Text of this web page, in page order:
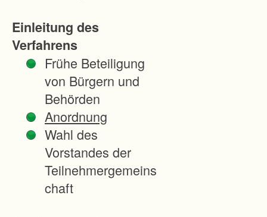
Einleitung des
Verfahrens
Frühe Beteiligung
von Bürgern und
Behörden
Anordnung
Wahl des
Vorstandes der
Teilnehmergemeins
chaft